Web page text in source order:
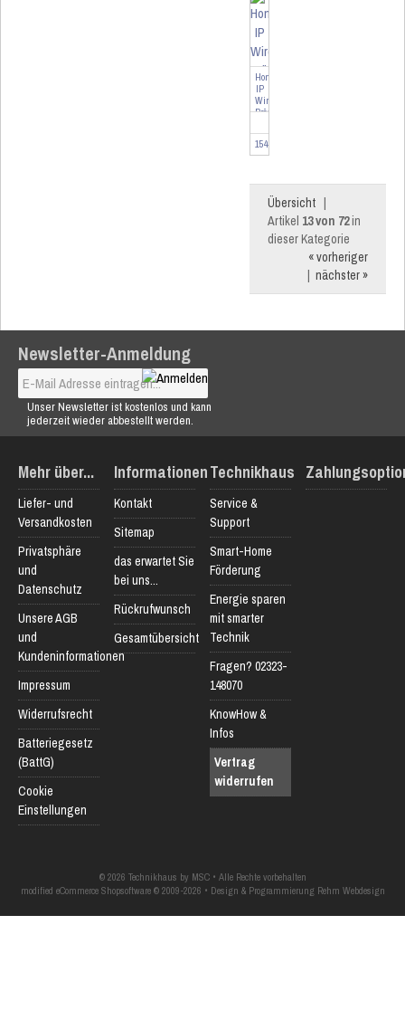
Homematic
IP
Wired
Präsenzmelder
innen
154128
Übersicht |
Artikel 13 von 72in
dieser Kategorie
« vorheriger
| nächster »
Newsletter-Anmeldung
Unser Newsletter ist kostenlos und kann
jederzeit wieder abbestellt werden.
Mehr über...
Liefer- und
Versandkosten
Privatsphäre
und
Datenschutz
Unsere AGB
und
Kundeninformationen
Impressum
Widerrufsrecht
Batteriegesetz
(BattG)
Cookie
Einstellungen
Informationen
Kontakt
Sitemap
das erwartet Sie
bei uns...
Rückrufwunsch
Gesamtübersicht
Technikhaus
Service &
Support
Smart-Home
Förderung
Energie sparen
mit smarter
Technik
Fragen? 02323-
148070
KnowHow &
Infos
Vertrag
widerrufen
© 2026 Technikhaus by MSC • Alle Rechte vorbehalten
modified eCommerce Shopsoftware © 2009-2026 • Design & Programmierung Rehm Webdesign